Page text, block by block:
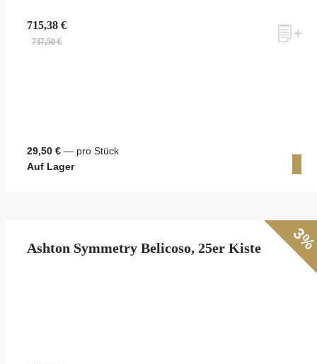
737,50 €
715,38 €
29,50 € — pro Stück
Auf Lager
25
Ashton Symmetry Belicoso, 25er Kiste